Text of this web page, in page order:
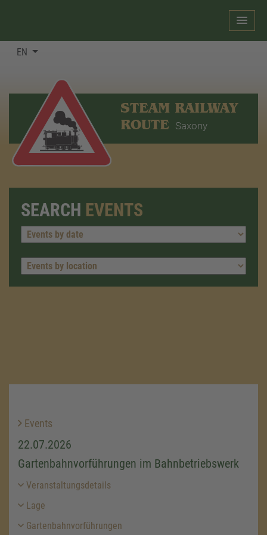
EN
STEAM RAILWAY
ROUTE Saxony
SEARCH EVENTS
Events
22.07.2026
Gartenbahnvorführungen im Bahnbetriebswerk
Veranstaltungsdetails
Lage
Gartenbahnvorführungen